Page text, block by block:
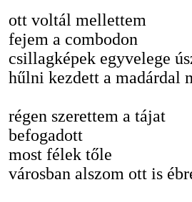
ott voltál mellettem
fejem a combodon
csillagképek egyvelege
hűlni kezdett a madárdal
régen szerettem a tájat
befogadott
most félek tőle
városban alszom ott is